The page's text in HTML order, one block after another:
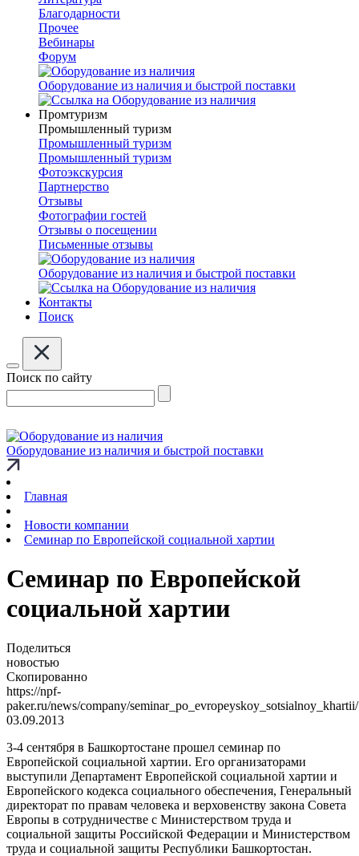
Благодарности
Прочее
Вебинары
Форум
Оборудование из наличия и быстрой поставки
Промтуризм
Промышленный туризм
Промышленный туризм
Промышленный туризм
Фотоэкскурсия
Партнерство
Отзывы
Фотографии гостей
Отзывы о посещении
Письменные отзывы
Оборудование из наличия и быстрой поставки
Контакты
Поиск
Поиск по сайту
Оборудование из наличия и быстрой поставки
Главная
Новости компании
Семинар по Европейской социальной хартии
Семинар по Европейской
социальной хартии
Поделиться
новостью
Скопированно
https://npf-
paker.ru/news/company/seminar_po_evropeyskoy_sotsialnoy_khartii/
03.09.2013
3-4 сентября в Башкортостане прошел семинар по
Европейской социальной хартии. Его организаторами
выступили Департамент Европейской социальной хартии и
Европейского кодекса социального обеспечения, Генеральный
директорат по правам человека и верховенству закона Совета
Европы в сотрудничестве с Министерством труда и
социальной защиты Российской Федерации и Министерством
труда и социальной защиты Республики Башкортостан.